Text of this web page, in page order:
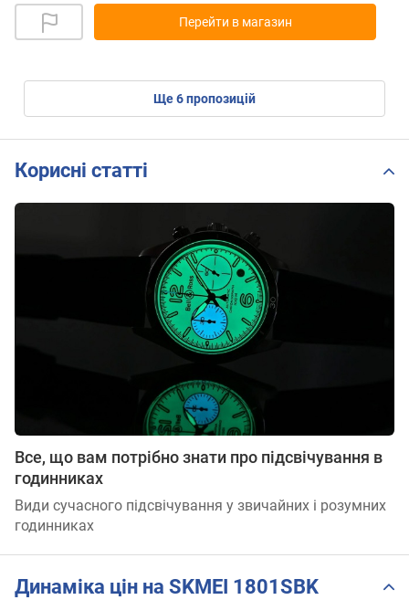
Перейти в магазин
ще6пропозицій
Корисні статті
Все, що вам потрібно знати про підсвічування в
годинниках
Види сучасного підсвічування у звичайних і розумних
годинниках
Динаміка цін на SKMEI 1801SBK